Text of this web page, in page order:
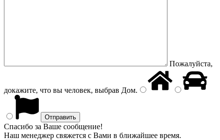
Пожалуйста,
докажите, что вы человек, выбрав Дом.
Спасибо за Ваше сообщение!
Наш менеджер свяжется с Вами в ближайшее время.